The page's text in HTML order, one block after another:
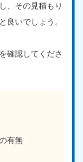
、その見積もり
良いでしょう。
確認してくださ
有無